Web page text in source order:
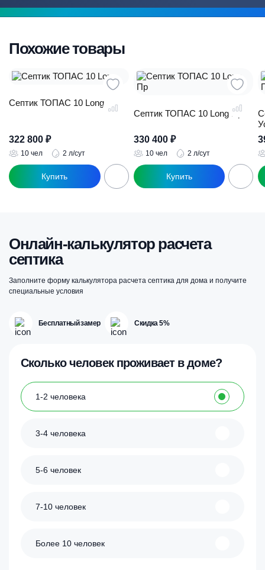
Похожие товары
Септик ТОПАС 10 Long
322 800 ₽
10 чел 2 л/сут
Септик ТОПАС 10 Long Пр
330 400 ₽
10 чел 2 л/сут
Онлайн-калькулятор расчета
септика
Заполните форму калькулятора расчета септика для дома и получите
специальные условия
Бесплатный замер Скидка 5%
Сколько человек проживает в доме?
1-2 человека
3-4 человека
5-6 человек
7-10 человек
Более 10 человек